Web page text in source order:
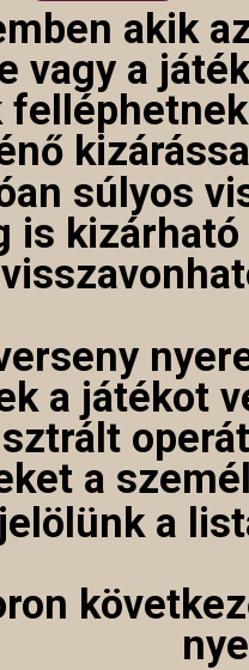
akik
vagy a
súlyos
is
a játékot
a
a